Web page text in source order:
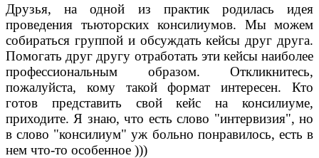
Друзья, на одной из практик родилась идея
проведения тьюторских консилиумов. Мы можем
собираться группой и обсуждать кейсы друг друга.
Помогать друг другу отработать эти кейсы наиболее
профессиональным образом. Откликнитесь,
пожалуйста, кому такой формат интересен. Кто
готов представить свой кейс на консилиуме,
приходите. Я знаю, что есть слово "интервизия", но
в слово "консилиум" уж больно понравилось, есть в
нем что-то особенное )))